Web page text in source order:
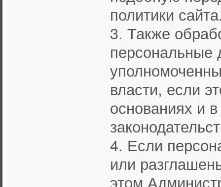
политики
3. Также
персональные
власти, если
основаниях и
4. Если
или
этом